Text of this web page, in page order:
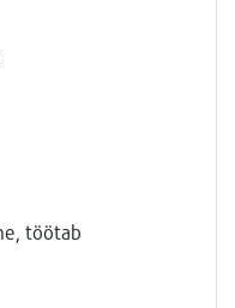
töötab